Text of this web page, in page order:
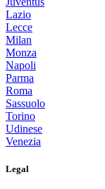
Lazio
Lecce
Milan
Monza
Napoli
Parma
Roma
Sassuolo
Torino
Udinese
Venezia
Legal